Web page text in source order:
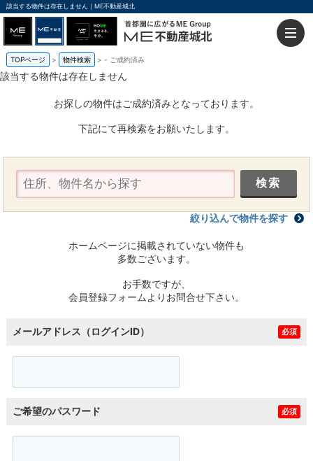
該当する物件は存在しません｜ME不動産城北
TOPページ 物件検索 - ご成約済み
該当する物件は存在しません
お探しの物件はご成約済みとなっております。
下記にて再検索をお願いたします。
絞り込んで物件を探す
ホームページに掲載されていない物件も
多数ございます。
お手数ですが、
会員登録フォームよりお問合せ下さい。
メールアドレス（ログインID） 必須
ご希望のパスワード 必須